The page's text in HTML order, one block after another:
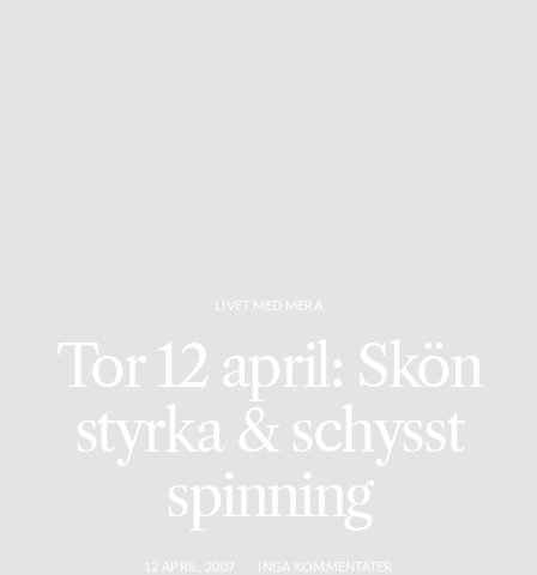
LIVET MED MERA
Tor 12 april: Skön
styrka & schysst
spinning
12 APRIL, 2007 INGA KOMMENTATER